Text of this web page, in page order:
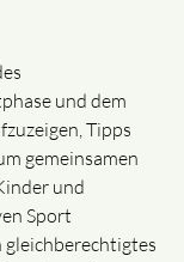
und dem
Tipps
gemeinsamen
und
Sport